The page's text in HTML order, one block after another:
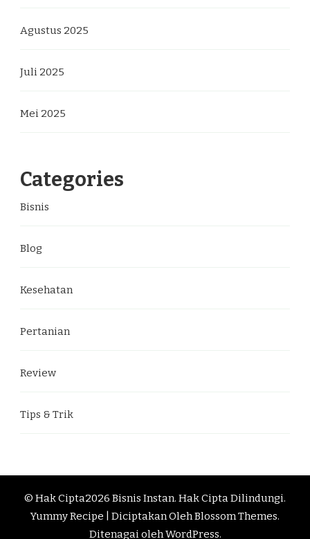
Agustus 2025
Juli 2025
Mei 2025
Categories
Bisnis
Blog
Kesehatan
Pertanian
Review
Tips & Trik
© Hak Cipta2026 Bisnis Instan. Hak Cipta Dilindungi.
Yummy Recipe | Diciptakan OlehBlossom Themes.
Ditenagai olehWordPress.